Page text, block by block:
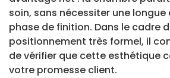
soin, sans nécessiter une
phase de finition. Dans le cadre
positionnement très formel, il
de vérifier que cette esthétique
votre promesse client.